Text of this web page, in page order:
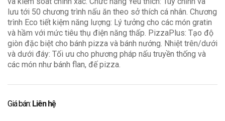
lưu tới 50 chương trình nấu ăn theo sở thích cá nhân. Chương
trình Eco tiết kiệm năng lượng: Lý tưởng cho các món gratin
và hầm với mức tiêu thụ điện năng thấp. PizzaPlus: Tạo độ
giòn đặc biệt cho bánh pizza và bánh nướng. Nhiệt trên/dưới
và dưới đáy: Tối ưu cho phương pháp nấu truyền thống và
các món như bánh flan, đế pizza.
Giá bán: Liên hệ